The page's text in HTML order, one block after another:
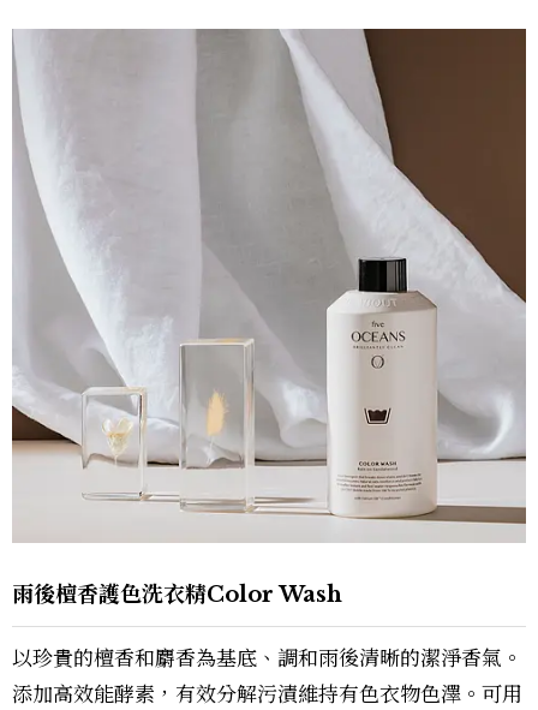
雨後檀香護色洗衣精Color Wash
以珍貴的檀香和麝香為基底、調和雨後清晰的潔淨香氣。
添加高效能酵素，有效分解污漬維持有色衣物色澤。可用